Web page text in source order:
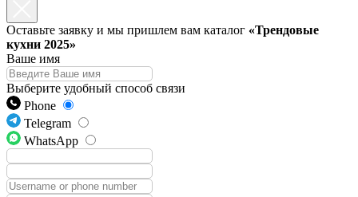
Оставьте заявку и мы пришлем вам каталог «Трендовые
кухни 2025»
Ваше имя
Выберите удобный способ связи
Phone
Telegram
WhatsApp